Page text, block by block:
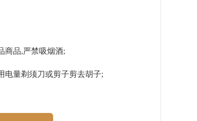
品,严禁吸烟酒;
量剃须刀或剪子剪去胡子;